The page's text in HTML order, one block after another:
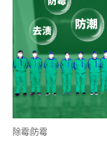
空气污染净化治
文明的进步，创造
多彩的家居产品
调，但也带来了
首的室内...
除霉|防霉